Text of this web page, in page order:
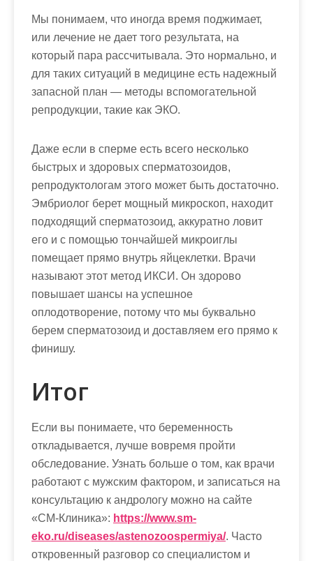
Мы понимаем, что иногда время поджимает,
или лечение не дает того результата, на
который пара рассчитывала. Это нормально, и
для таких ситуаций в медицине есть надежный
запасной план — методы вспомогательной
репродукции, такие как ЭКО.
Даже если в сперме есть всего несколько
быстрых и здоровых сперматозоидов,
репродуктологам этого может быть достаточно.
Эмбриолог берет мощный микроскоп, находит
подходящий сперматозоид, аккуратно ловит
его и с помощью тончайшей микроиглы
помещает прямо внутрь яйцеклетки. Врачи
называют этот метод ИКСИ. Он здорово
повышает шансы на успешное
оплодотворение, потому что мы буквально
берем сперматозоид и доставляем его прямо к
финишу.
Итог
Если вы понимаете, что беременность
откладывается, лучше вовремя пройти
обследование. Узнать больше о том, как врачи
работают с мужским фактором, и записаться на
консультацию к андрологу можно на сайте
«СМ-Клиника»: https://www.sm-
eko.ru/diseases/astenozoospermiya/. Часто
откровенный разговор со специалистом и